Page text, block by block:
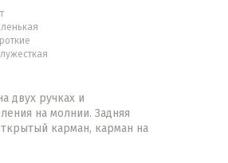
двух ручках и
на молнии. Задняя
карман, карман на